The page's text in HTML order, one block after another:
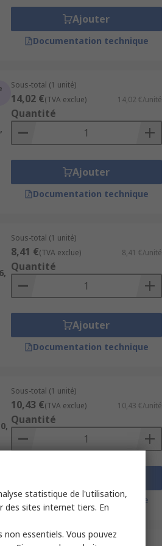
Ajouter
Documentation technique
Sous-total (1 unité)
14,02 €(TVA exclue) 14,02 €/unité
Quantité
Ajouter
Documentation technique
Sous-total (1 unité)
8,41 €(TVA exclue) 8,41 €/unité
Quantité
Ajouter
Documentation technique
Sous-total (1 unité)
10,43 €(TVA exclue) 10,43 €/unité
Quantité
Documentation technique
Sous-total (1 unité)
statistique de l'utilisation,
des sites internet tiers. En
essentiels. Vous pouvez